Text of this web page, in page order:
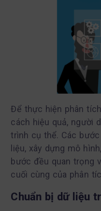
Để thực hiện phân
cách hiệu quả, người
trình cụ thể. Các
liệu, xây dựng mô
bước đều quan trọng
cuối cùng của phân
Chuẩn bị dữ liệu